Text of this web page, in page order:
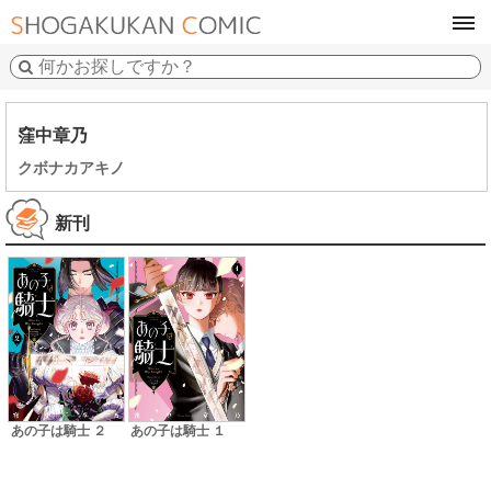
窪中章乃
クボナカアキノ
新刊
あの子は騎士 ２ あの子は騎士 １